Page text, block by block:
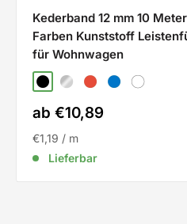
Kederband 12 mm 10
Farben Kunststoff
für Wohnwagen
SchwarzSilberRot Blau Weiß
Sale
ab €10,89
€1,19 / m
Lieferbar